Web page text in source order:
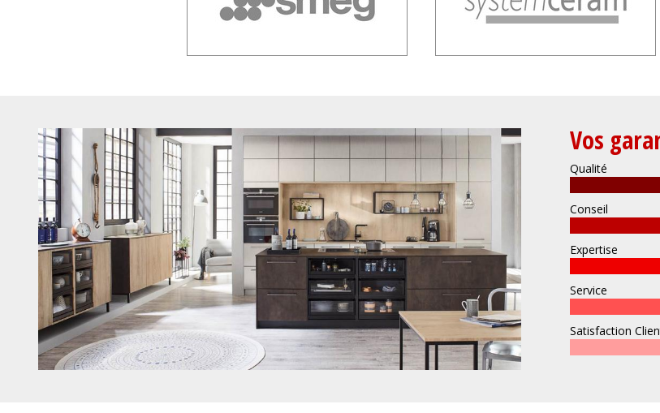
Vos
Qualité
Conseil
Expertise
Service
Satisfaction